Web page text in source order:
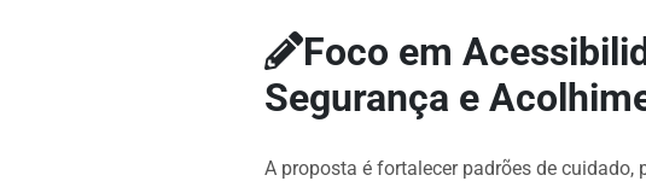
Foco em
Segurança e
A proposta é fortalecer padrões de cuidado,